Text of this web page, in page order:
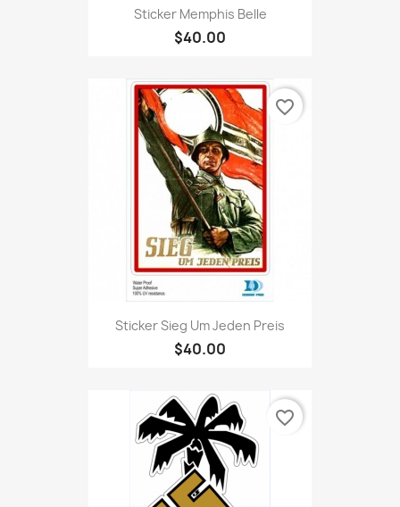
Sticker Memphis Belle
$40.00
Sticker Sieg Um Jeden Preis
$40.00
favorite_border
favorite_border